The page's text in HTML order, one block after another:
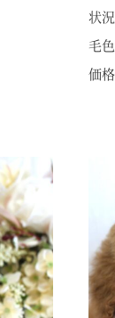
状
毛
価